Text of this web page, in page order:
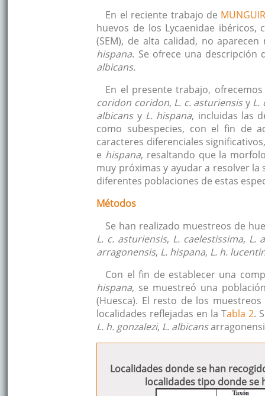
En el reciente trabajo de
huevos de los Lycaenidae
(SEM), de alta calidad, no
hispana. Se ofrece una
albicans.
En el presente trabajo,
coridon coridon, L. c. asturiensisy L.
albicansyL. hispana, incluidas las
como subespecies, con el fin de
caracteres diferenciales
e hispana, resaltando que la
muy próximas y ayudar a resolver
diferentes poblaciones de estas
Métodos
Se han realizado muestreos de
L. c. asturiensis, L. caelestissima, L.
arragonensis, L. hispana, L. h.
Con el fin de establecer una
hispana, se muestreó una
(Huesca). El resto de los
localidades reflejadas en la Tabla 2.
L. h. gonzalezi, L. albicans
Localidades donde se han
localidades tipo donde